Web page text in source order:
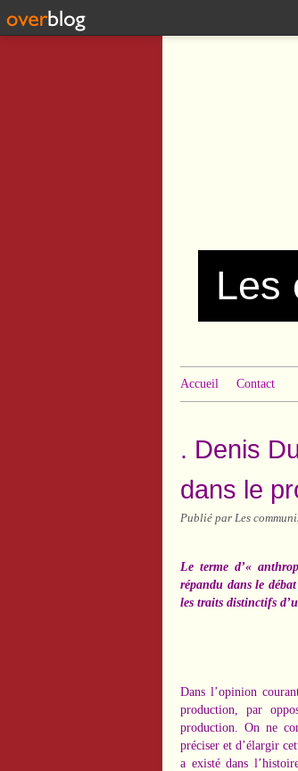
Accueil Contact
. Denis
dans le
Publié par Les
Le terme d’«
répandu dans le
les traits distinctifs
Dans l’opinion
production, par
production. On ne
préciser et d’élargir
a existé dans